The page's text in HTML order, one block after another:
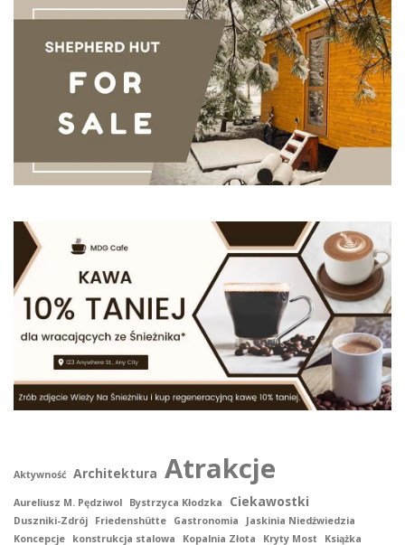
Aktywność Architektura Atrakcje
Aureliusz M. Pędziwol Bystrzyca Kłodzka Ciekawostki
Duszniki-Zdrój Friedenshütte Gastronomia
Jaskinia Niedźwiedzia
Koncepcje
konstrukcja stalowa Kopalnia Złota Kryty Most Książka